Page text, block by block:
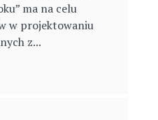
ma na celu
w projektowaniu
z...